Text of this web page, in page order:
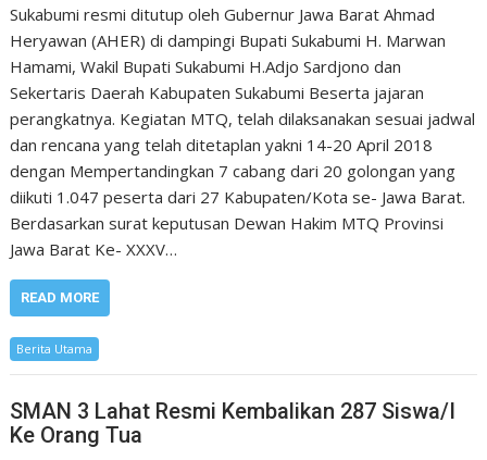
Sukabumi resmi ditutup oleh Gubernur Jawa Barat Ahmad
Heryawan (AHER) di dampingi Bupati Sukabumi H. Marwan
Hamami, Wakil Bupati Sukabumi H.Adjo Sardjono dan
Sekertaris Daerah Kabupaten Sukabumi Beserta jajaran
perangkatnya. Kegiatan MTQ, telah dilaksanakan sesuai jadwal
dan rencana yang telah ditetaplan yakni 14-20 April 2018
dengan Mempertandingkan 7 cabang dari 20 golongan yang
diikuti 1.047 peserta dari 27 Kabupaten/Kota se- Jawa Barat.
Berdasarkan surat keputusan Dewan Hakim MTQ Provinsi
Jawa Barat Ke- XXXV…
READ MORE
Berita Utama
SMAN 3 Lahat Resmi Kembalikan 287 Siswa/I
Ke Orang Tua